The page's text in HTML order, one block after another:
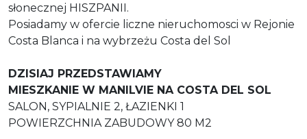
słonecznej HISZPANII.
Posiadamy w ofercie liczne nieruchomosci w Rejonie
Costa Blanca i na wybrzeżu Costa del Sol
DZISIAJ PRZEDSTAWIAMY
MIESZKANIE W MANILVIE NA COSTA DEL SOL
SALON, SYPIALNIE 2, ŁAZIENKI 1
POWIERZCHNIA ZABUDOWY 80 M2